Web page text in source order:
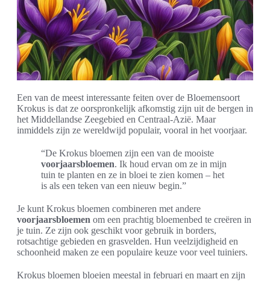
Een van de meest interessante feiten over de Bloemensoort
Krokus is dat ze oorspronkelijk afkomstig zijn uit de bergen in
het Middellandse Zeegebied en Centraal-Azië. Maar
inmiddels zijn ze wereldwijd populair, vooral in het voorjaar.
“De Krokus bloemen zijn een van de mooiste
voorjaarsbloemen. Ik houd ervan om ze in mijn
tuin te planten en ze in bloei te zien komen – het
is als een teken van een nieuw begin.”
Je kunt Krokus bloemen combineren met andere
voorjaarsbloemen om een prachtig bloemenbed te creëren in
je tuin. Ze zijn ook geschikt voor gebruik in borders,
rotsachtige gebieden en grasvelden. Hun veelzijdigheid en
schoonheid maken ze een populaire keuze voor veel tuiniers.
Krokus bloemen bloeien meestal in februari en maart en zijn